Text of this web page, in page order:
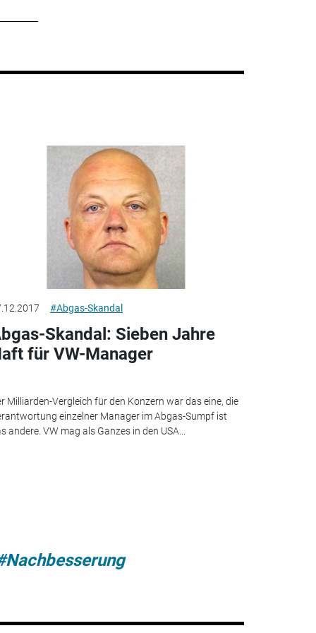
#Abgas-Skandal
Skandal: Sieben Jahre
für VW-Manager
Milliarden-Vergleich für den Konzern war das eine, die
einzelner Manager im Abgas-Sumpf ist
andere. VW mag als Ganzes in den USA...